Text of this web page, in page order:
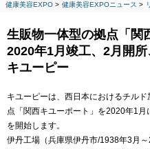
健康美容EXPO 健康美容EXPOニュース
生販物一体型の拠点「関
2020年1月竣工、2月開
キユーピー
キユーピーは、西日本におけるチル
点「関西キユーポート」を2020年1
を開始します。
伊丹工場（兵庫県伊丹市/1938年3月